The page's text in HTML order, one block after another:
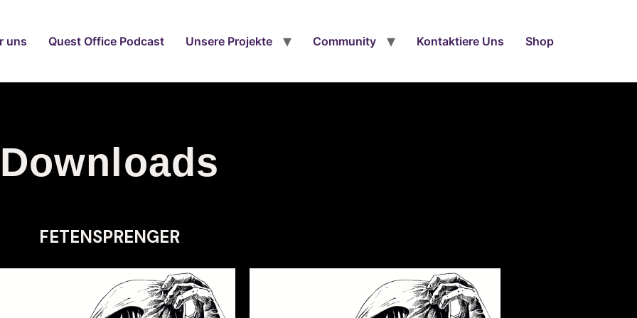
uns Quest Office Podcast Unsere Projekte Community Kontaktiere Uns Shop
Downloads
FETENSPRENGER